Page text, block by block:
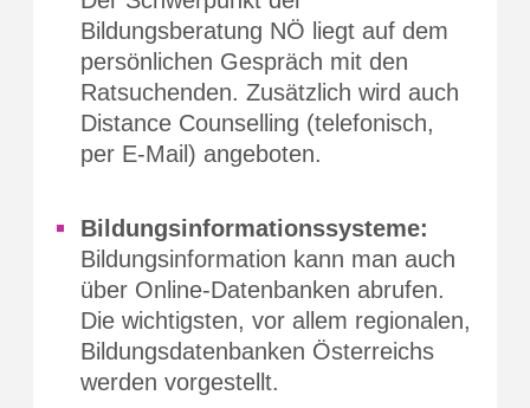
Bildungsberatung NÖ liegt auf dem
persönlichen Gespräch mit den
Ratsuchenden. Zusätzlich wird auch
Distance Counselling (telefonisch,
per E-Mail) angeboten.
Bildungsinformationssysteme:
Bildungsinformation kann man auch
über Online-Datenbanken abrufen.
Die wichtigsten, vor allem regionalen,
Bildungsdatenbanken Österreichs
werden vorgestellt.